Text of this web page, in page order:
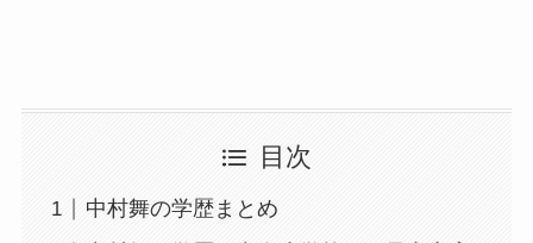
目次
中村舞の学歴まとめ